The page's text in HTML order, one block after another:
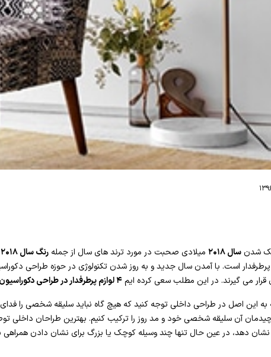
شدنسال ۲۰۱۸ میلادی صحبت در مورد ترند های سال از جمله رنگ سال ۲۰۱۸
پرطرفدار است. با آمدن سال جدید و به روز شدن تکنولوژی در حوزه طراحی
قرار می گیرند. در این مطلب سعی کرده ایم۴ لوازم پرطرفدار در طراحی دکوراسیون منزل سال ۲۰۱۸
این اصل در طراحی داخلی توجه کنید که هیچ گاه نباید سلیقه شخصی را
آن سلیقه شخصی خود و مد روز را ترکیب کنیم. بهترین طراحان داخلی
نشان دهد، در عین حال تنها چند وسیله کوچک یا بزرگ برای نشان دادن